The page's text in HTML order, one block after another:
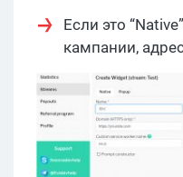
Если это
кампании,